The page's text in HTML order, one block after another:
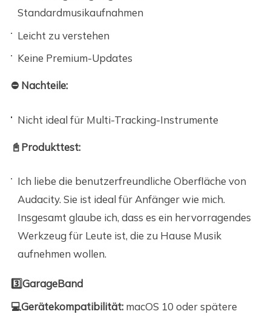
Standardmusikaufnahmen
Leicht zu verstehen
Keine Premium-Updates
⛔ Nachteile:
Nicht ideal für Multi-Tracking-Instrumente
📓Produkttest:
Ich liebe die benutzerfreundliche Oberfläche von
Audacity. Sie ist ideal für Anfänger wie mich.
Insgesamt glaube ich, dass es ein hervorragendes
Werkzeug für Leute ist, die zu Hause Musik
aufnehmen wollen.
3️⃣GarageBand
💻Gerätekompatibilität:macOS 10 oder spätere